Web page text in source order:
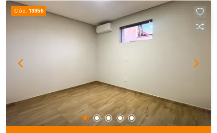
visita e conheça este excelente imóvel!
Cód. 13356